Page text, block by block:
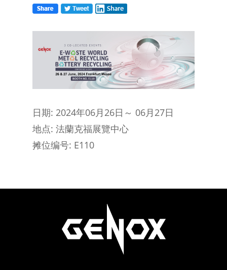
日期: 2024年06月26日～ 06月27日
地点: 法蘭克福展覽中心
摊位编号: E110